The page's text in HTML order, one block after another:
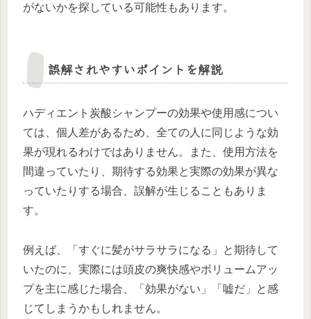
がないかを探している可能性もあります。
誤解されやすいポイントを解説
ハディエント炭酸シャンプーの効果や使用感につい
ては、個人差があるため、全ての人に同じような効
果が現れるわけではありません。また、使用方法を
間違っていたり、期待する効果と実際の効果が異な
っていたりする場合、誤解が生じることもありま
す。
例えば、「すぐに髪がサラサラになる」と期待して
いたのに、実際には頭皮の爽快感やボリュームアッ
プを主に感じた場合、「効果がない」「嘘だ」と感
じてしまうかもしれません。